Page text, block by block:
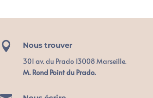

Nous trouver
301 av. du Prado 13008 Marseille.
M. Rond Point du Prado.